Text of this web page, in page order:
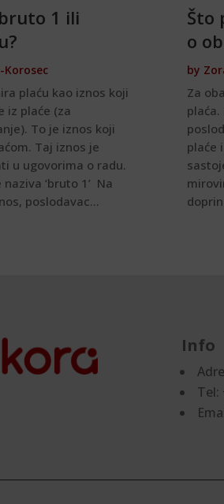
1 ili
plaću kao iznos koji
iz plaće (za
To je iznos koji
Taj iznos je
u ugovorima o radu.
‘bruto 1’ Na
poslodavac...
Što
o
by
Za
plaće
Info
Tel: